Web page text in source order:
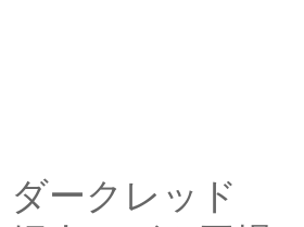
ダークレッド